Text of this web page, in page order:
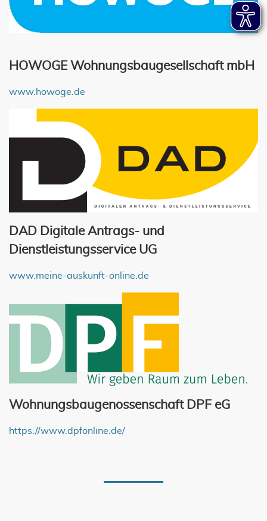
HOWOGE Wohnungsbaugesellschaft mbH
www.howoge.de
DAD Digitale Antrags- und
Dienstleistungsservice UG
www.meine-auskunft-online.de
Wohnungsbaugenossenschaft DPF eG
https://www.dpfonline.de/